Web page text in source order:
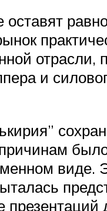
оставят
отрасли,
и